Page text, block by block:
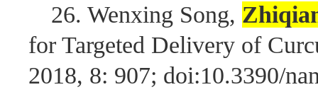
26. Wenxing Song,
for Targeted Delivery of
2018, 8: 907; doi:10.3390/